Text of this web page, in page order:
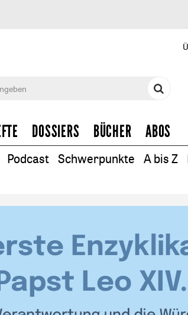
DOSSIERS BÜCHER ABOS
Podcast Schwerpunkte A bis Z